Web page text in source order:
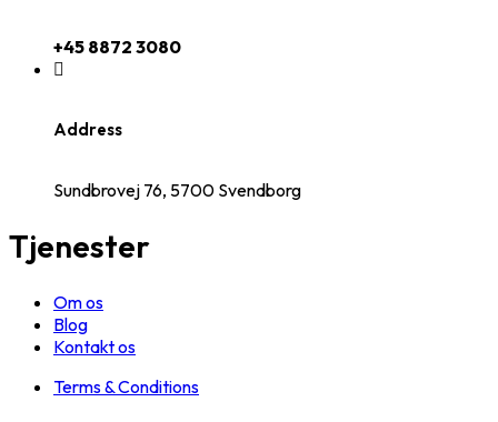
+45 8872 3080
Address
Sundbrovej 76, 5700 Svendborg
Tjenester
Om os
Blog
Kontakt os
Terms & Conditions